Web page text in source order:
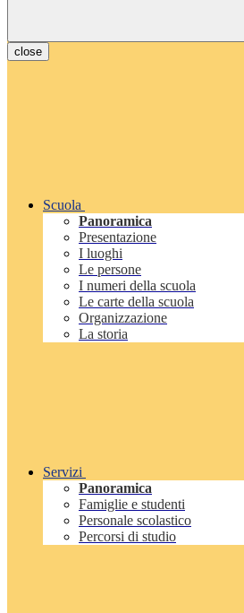
close
Scuola
Panoramica
Presentazione
I luoghi
Le persone
I numeri della scuola
Le carte della scuola
Organizzazione
La storia
Servizi
Panoramica
Famiglie e studenti
Personale scolastico
Percorsi di studio